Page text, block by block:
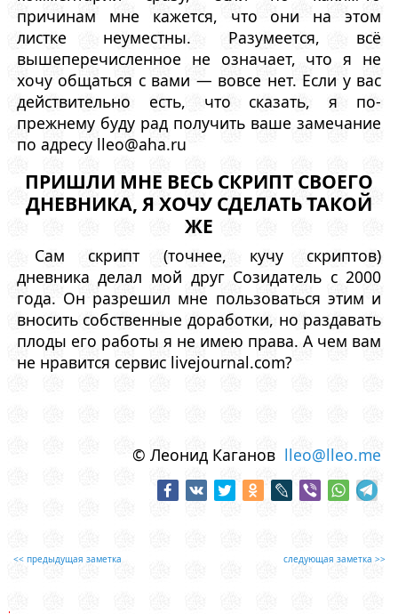
причинам мне кажется, что они на этом
листке неуместны. Разумеется, всё
вышеперечисленное не означает, что я не
хочу общаться с вами — вовсе нет. Если у вас
действительно есть, что сказать, я по-
прежнему буду рад получить ваше замечание
по адресу lleo@aha.ru
ПРИШЛИ МНЕ ВЕСЬ СКРИПТ СВОЕГО
ДНЕВНИКА, Я ХОЧУ СДЕЛАТЬ ТАКОЙ
ЖЕ
Сам скрипт (точнее, кучу скриптов)
дневника делал мой друг Созидатель с 2000
года. Он разрешил мне пользоваться этим и
вносить собственные доработки, но раздавать
плоды его работы я не имею права. А чем вам
не нравится сервис livejournal.com?
© Леонид Каганов lleo@lleo.me
<< предыдущая заметка следующая заметка >>